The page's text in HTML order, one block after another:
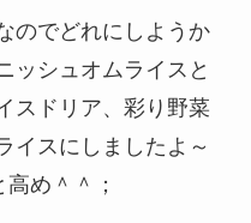
のでどれにしようか
ッシュオムライスと
スドリア、彩り野菜
イスにしましたよ～
め＾＾；